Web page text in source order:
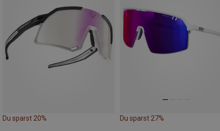
Du sparst 20% Du sparst 27%